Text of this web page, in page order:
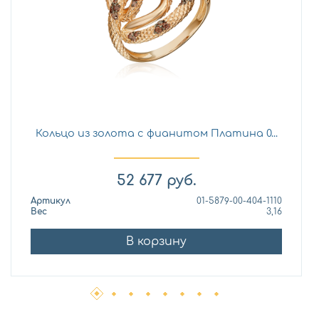
Кольцо из золота с фианитом Платина 0...
52 677 руб.
Артикул
01-5879-00-404-1110
Вес
3,16
В корзину